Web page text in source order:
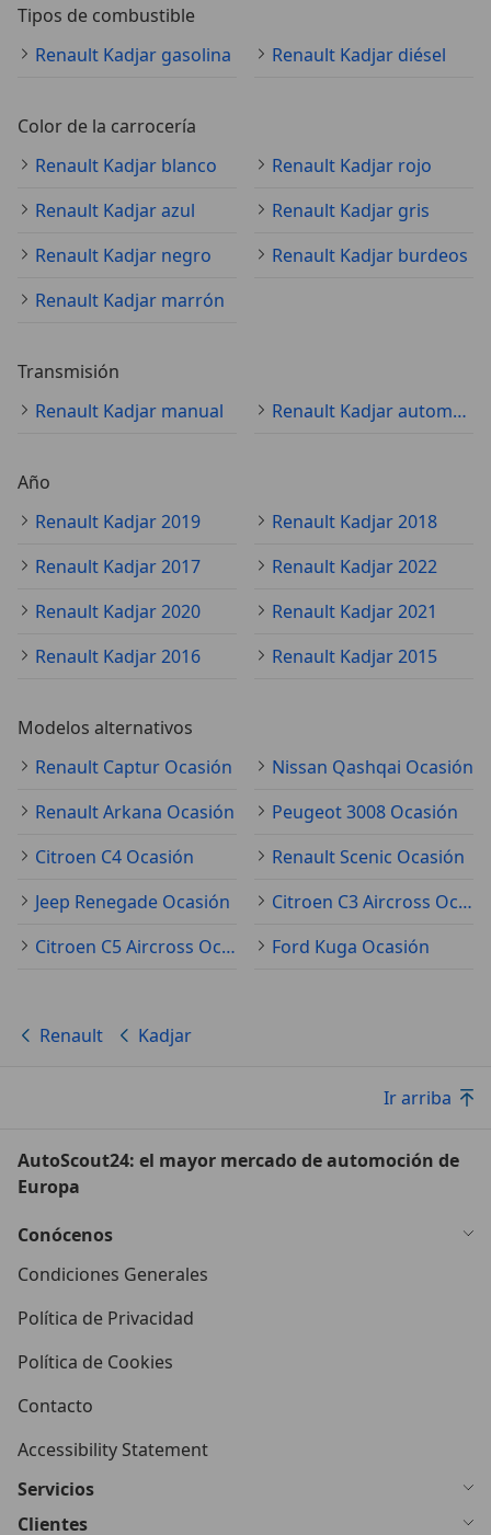
Tipos de combustible
Renault Kadjar gasolina
Renault Kadjar diésel
Color de la carrocería
Renault Kadjar blanco
Renault Kadjar rojo
Renault Kadjar azul
Renault Kadjar gris
Renault Kadjar negro
Renault Kadjar burdeos
Renault Kadjar marrón
Transmisión
Renault Kadjar manual
Renault Kadjar automático
Año
Renault Kadjar 2019
Renault Kadjar 2018
Renault Kadjar 2017
Renault Kadjar 2022
Renault Kadjar 2020
Renault Kadjar 2021
Renault Kadjar 2016
Renault Kadjar 2015
Modelos alternativos
Renault Captur Ocasión
Nissan Qashqai Ocasión
Renault Arkana Ocasión
Peugeot 3008 Ocasión
Citroen C4 Ocasión
Renault Scenic Ocasión
Jeep Renegade Ocasión
Citroen C3 Aircross Ocasión
Citroen C5 Aircross Ocasión
Ford Kuga Ocasión
Renault Kadjar
Ir arriba
AutoScout24: el mayor mercado de automoción de
Europa
Conócenos
Condiciones Generales
Política de Privacidad
Política de Cookies
Contacto
Accessibility Statement
Servicios
Clientes